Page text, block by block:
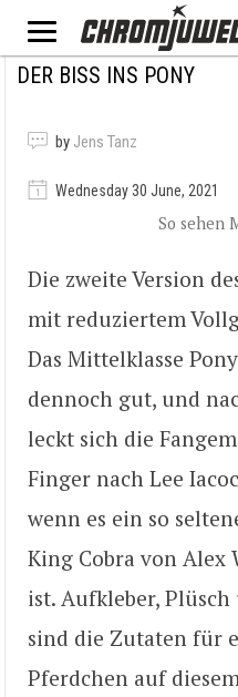
DER BISS INS PONY
by Jens Tanz
Wednesday 30 June, 2021
So sehen
Die zweite Version
mit reduziertem
Das Mittelklasse
dennoch gut, und
leckt sich die
Finger nach Lee
wenn es ein so
King Cobra von Alex
ist. Aufkleber,
sind die Zutaten für
Pferdchen auf